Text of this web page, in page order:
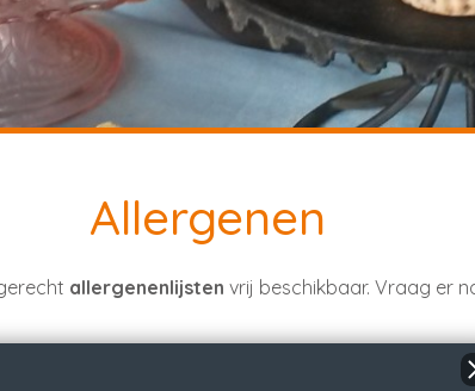
Allergenen
allergenenlijsten vrij beschikbaar. Vraag er